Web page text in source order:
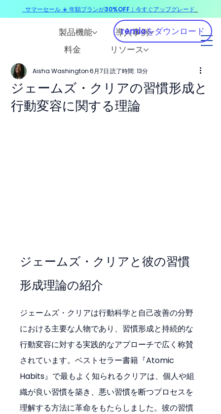
製品機能
導入事例
料金
リソース
remioをダウンロード
ジェームズ・クリアの習慣形成と
行動変容に関する理論
Aisha Washington 6月7日 読了時間: 13分
ジェームズ・クリアと彼の習慣
形成理論の紹介
ジェームズ・クリアは行動科学と自己改善の分野
における主要な人物であり、習慣形成と持続的な
行動変容に対する実践的なアプローチで広く称賛
されています。ベストセラー書籍『Atomic
Habits』で最もよく知られるクリアは、個人や組
織が良い習慣を築き、悪い習慣を断つプロセスを
理解する方法に革命をもたらしました。彼の習慣
サマーセール ☀️ 年額プランが30%OFF｜今すぐアップグレード